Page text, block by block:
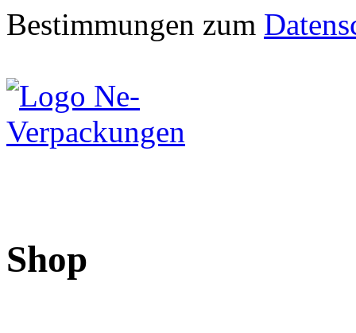
Bestimmungen zum
Shop